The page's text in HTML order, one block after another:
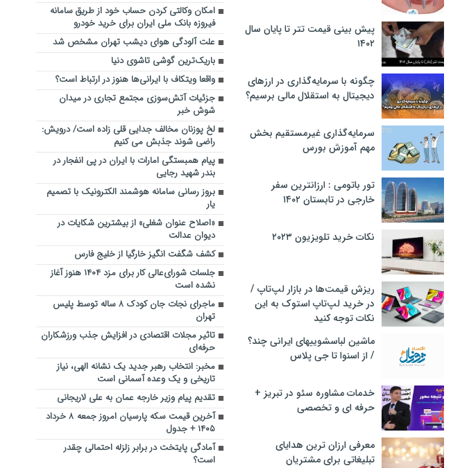
پیش بینی قیمت تتر تا پایان سال
۱۴۰۲
چگونه با سرمایه‌گذاری در ارزهای
دیجیتال به استقلال مالی برسیم؟
سرمایه‌گذاری غیرمستقیم بخش
مهم آموزش بورس
تور باتومی : ارزانترین سفر
خارجی در تابستان ۱۴۰۲
نکات خرید تلویزیون ۲۰۲۳
ریزش قیمت‌ها در بازار لپ‌تاپ /
در خرید لپ‌تاپ استوک به این
نکات توجه کنید
ماشین لباسشویی‎های ایرانی چند؟
/ از اسنوا تا جی پلاس
خدمات مشاوره سئو در تبریز +
حرفه ای و تخصصی
معرفی ارزان ترین هدایای
تبلیغاتی برای مشتریان
امکان وکالتی کردن حساب خود از طریق سامانه
فیروزه بانک ملی ایران برای خرید خودرو
علت آلودگی هوای دیشب تهران مشخص شد
باریک‌ترین گوشی تاشوی دنیا
واقعا ویتکاف با ایرانی‌ها هنوز در ارتباط است؟
جزئیات آتش‌سوزی مجتمع تجاری در میدان
شوش خبر
لخ پوزنان مخالف جدایی قلی زاده است/ درویش:
راضی شوند جذبش می کنیم
پیام همبستگی امارات با ایران در پی انفجار در
بندر شهید رجایی
بروز رسانی سامانه هوشمند الکترونیک با تصمیم
یار
«اصلاح عنوان شغلی» از بیشترین شکایات در
دیوان عدالت
کشف شگفت انگیز خارگیا از خلیج فارس
جلسات شورای‌عالی کار برای مزد ۱۴۰۴ هنوز آغاز
نشده است
ماجرای نجات جان کودک ۸ ساله توسط پلیس
تهران
تاثیر مجلات اقتصادی در افزایش جذب ورزشکاران
حرفه‌ای
مخبر: انتخاب رهبر جدید یک نشانه الهی، نیاز
تاریخی و یک وعده آسمانی است
تقدیم پیام وزیر خارجه عمان به علی لاریجانی
آخرین قیمت سکه پارسیان امروز جمعه ۸ خرداد
۱۴۰۵ + جدول
آمادگی پایتخت در برابر زلزله احتمالی چقدر
است؟